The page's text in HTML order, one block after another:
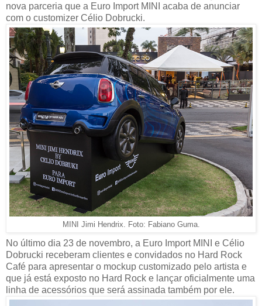
nova parceria que a Euro Import MINI acaba de anunciar
com o customizer Célio Dobrucki.
MINI Jimi Hendrix. Foto: Fabiano Guma.
No último dia 23 de novembro, a Euro Import MINI e Célio
Dobrucki receberam clientes e convidados no Hard Rock
Café para apresentar o mockup customizado pelo artista e
que já está exposto no Hard Rock e lançar oficialmente uma
linha de acessórios que será assinada também por ele.